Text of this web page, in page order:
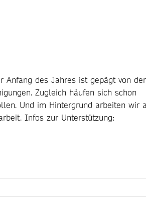
Anfang des Jahres ist gepägt von der
Zugleich häufen sich schon
Und im Hintergrund arbeiten wir
Infos zur Unterstützung: